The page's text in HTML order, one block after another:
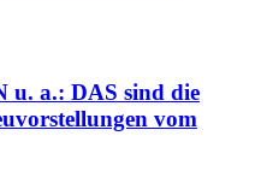
a.: DAS sind die
vom